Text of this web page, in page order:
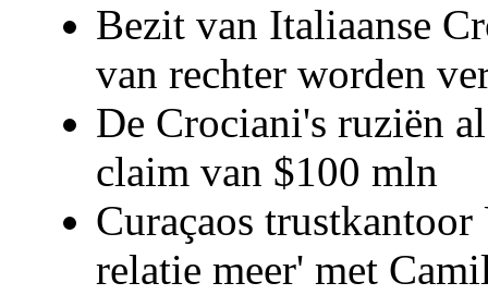
Bezit van Italiaanse
van rechter worden
De Crociani's ruziën
claim van $100 mln
Curaçaos
relatie meer' met